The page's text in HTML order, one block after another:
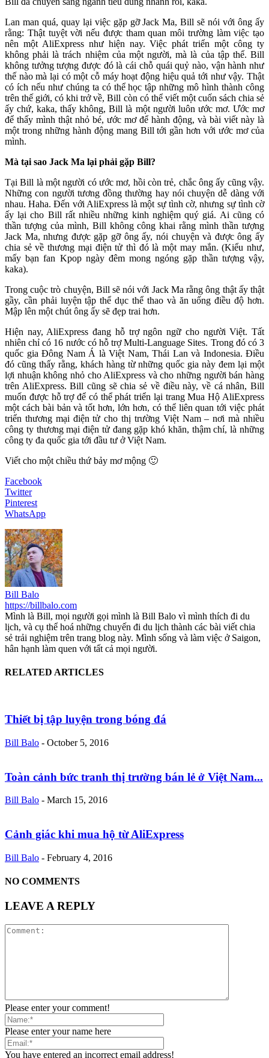
Lan man quá, quay lại việc gặp gỡ Jack Ma, Bill sẽ nói với ông ấy
rằng: Thật tuyệt vời nếu được tham quan môi trường làm việc tạo
nên một AliExpress như hiện nay. Việc phát triển một công ty
không phải là trách nhiệm của một người, mà là của tập thể. Bill
không tưởng tượng được đó là cái chỗ quái quỷ nào, vận hành như
thế nào mà lại có một cỗ máy hoạt động hiệu quả tới như vậy. Thật
có ích nếu như chúng ta có thể học tập những mô hình thành công
trên thế giới, có khi trở về, Bill còn có thể viết một cuốn sách chia sẻ
ấy chứ, kaka, thấy không, Bill là một người luôn ước mơ. Ước mơ
để thấy mình thật nhỏ bé, ước mơ để hành động, và bài viết này là
một trong những hành động mang Bill tới gần hơn với ước mơ của
mình.
Mà tại sao Jack Ma lại phải gặp Bill?
Tại Bill là một người có ước mơ, hồi còn trẻ, chắc ông ấy cũng vậy.
Những con người tương đồng thường hay nói chuyện dễ dàng với
nhau. Haha. Đến với AliExpress là một sự tình cờ, nhưng sự tình cờ
ấy lại cho Bill rất nhiều những kinh nghiệm quý giá. Ai cũng có
thần tượng của mình, Bill không công khai rằng mình thần tượng
Jack Ma, nhưng được gặp gỡ ông ấy, nói chuyện và được ông ấy
chia sẻ về thương mại điện tử thì đó là một may mắn. (Kiểu như,
mấy bạn fan Kpop ngày đêm mong ngóng gặp thần tượng vậy,
kaka).
Trong cuộc trò chuyện, Bill sẽ nói với Jack Ma rằng ông thật ấy thật
gầy, cần phải luyện tập thể dục thể thao và ăn uống điều độ hơn.
Mập lên một chút ông ấy sẽ đẹp trai hơn.
Hiện nay, AliExpress đang hỗ trợ ngôn ngữ cho người Việt. Tất
nhiên chỉ có 16 nước có hỗ trợ Multi-Language Sites. Trong đó có 3
quốc gia Đông Nam Á là Việt Nam, Thái Lan và Indonesia. Điều
đó cũng thấy rằng, khách hàng từ những quốc gia này đem lại một
lợi nhuận không nhỏ cho AliExpress và cho những người bán hàng
trên AliExpress. Bill cũng sẽ chia sẻ về điều này, về cá nhân, Bill
muốn được hỗ trợ để có thể phát triển lại trang Mua Hộ AliExpress
một cách bài bản và tốt hơn, lớn hơn, có thể liên quan tới việc phát
triển thương mại điện tử cho thị trường Việt Nam – nơi mà nhiều
công ty thương mại điện tử đang gặp khó khăn, thậm chí, là những
công ty đa quốc gia tới đầu tư ở Việt Nam.
Viết cho một chiều thứ bảy mơ mộng 🙂
Facebook
Twitter
Pinterest
WhatsApp
Bill Balo
https://billbalo.com
Mình là Bill, mọi người gọi mình là Bill Balo vì mình thích đi du
lịch, và cụ thể hoá những chuyến đi du lịch thành các bài viết chia
sẻ trải nghiệm trên trang blog này. Mình sống và làm việc ở Saigon,
hân hạnh làm quen với tất cả mọi người.
RELATED ARTICLES
Thiết bị tập luyện trong bóng đá
Bill Balo - October 5, 2016
Toàn cảnh bức tranh thị trường bán lẻ ở Việt Nam...
Bill Balo - March 15, 2016
Cảnh giác khi mua hộ từ AliExpress
Bill Balo - February 4, 2016
NO COMMENTS
LEAVE A REPLY
Please enter your comment!
Please enter your name here
You have entered an incorrect email address!